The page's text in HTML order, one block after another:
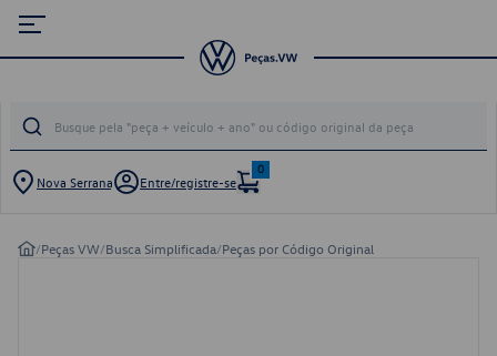
Nova Serrana Entre/registre-se
0
/Peças VW/Busca Simplificada/Peças por Código Original